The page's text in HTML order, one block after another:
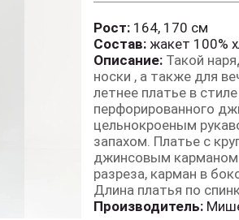
Рост: 164, 170 см
Состав: жакет 100%
Описание: Такой
носки , а также для
летнее платье в
перфорированного
цельнокроеным
запахом. Платье с
джинсовым карманом
разреза, карман в
Длина платья по
Производитель: